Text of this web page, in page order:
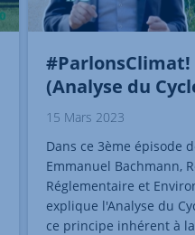
#ParlonsClimat!
(Analyse du
15 Mars 2023
Dans ce 3ème épisode
Emmanuel Bachmann,
Réglementaire et
explique l'Analyse du
ce principe inhérent à